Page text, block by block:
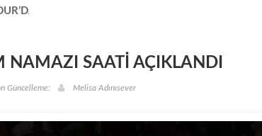
ÜRETİCİNİN BEKLEDİĞİ HABER GELDİ! 2026
NAMAZI SAATİ AÇIKLANDI
Güncelleme: Melisa Adınısever